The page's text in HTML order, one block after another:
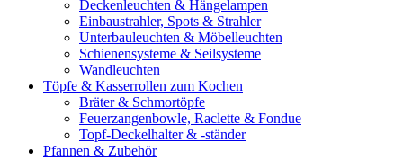
Deckenleuchten & Hängelampen
Einbaustrahler, Spots & Strahler
Unterbauleuchten & Möbelleuchten
Schienensysteme & Seilsysteme
Wandleuchten
Töpfe & Kasserrollen zum Kochen
Bräter & Schmortöpfe
Feuerzangenbowle, Raclette & Fondue
Topf-Deckelhalter & -ständer
Pfannen & Zubehör